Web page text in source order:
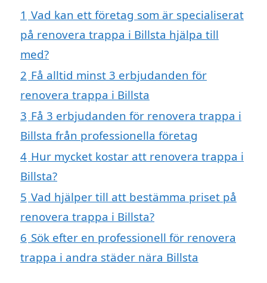
1 Vad kan ett företag som är specialiserat
på renovera trappa i Billsta hjälpa till
med?
2 Få alltid minst 3 erbjudanden för
renovera trappa i Billsta
3 Få 3 erbjudanden för renovera trappa i
Billsta från professionella företag
4 Hur mycket kostar att renovera trappa i
Billsta?
5 Vad hjälper till att bestämma priset på
renovera trappa i Billsta?
6 Sök efter en professionell för renovera
trappa i andra städer nära Billsta